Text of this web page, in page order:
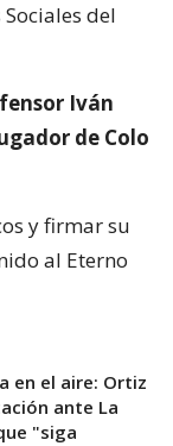
del
Iván
de Colo
y firmar su
al Eterno
en el aire: Ortiz
ante La
"siga